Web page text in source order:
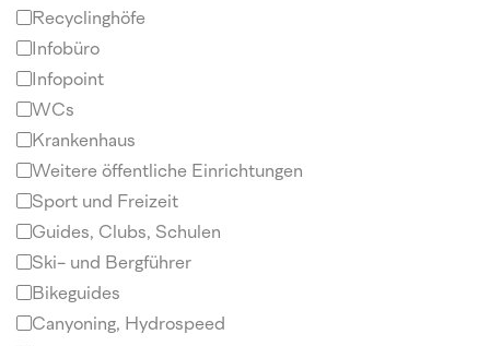
Recyclinghöfe
Infobüro
Infopoint
WCs
Krankenhaus
Weitere öffentliche Einrichtungen
Sport und Freizeit
Guides, Clubs, Schulen
Ski- und Bergführer
Bikeguides
Canyoning, Hydrospeed